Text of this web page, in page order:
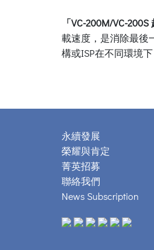
「VC-200M/VC-200S
載速度，是消除最後
構或ISP在不同環境
永續發展
榮耀與肯定
菁英招募
聯絡我們
News Subscription